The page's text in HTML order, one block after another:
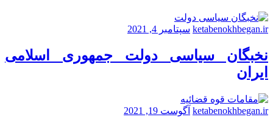
ketabenokhbegan.ir سپتامبر 4, 2021
نخبگان سیاسی دولت جمهوری اسلامی
ایران
ketabenokhbegan.ir آگوست 19, 2021